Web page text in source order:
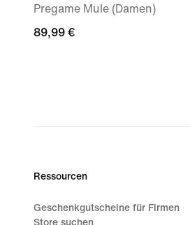
Pregame Mule (Damen)
89,99 €
89,99 €
Ressourcen
Geschenkgutscheine für Firmen
Store suchen